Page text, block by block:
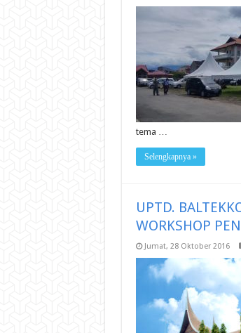
tema …
Selengkapnya »
UPTD.
WORKSHOP
Jumat, 28 Oktober 2016